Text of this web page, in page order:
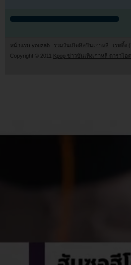
หน้าแรก youzab รวมวันเกิดศิลปินเกาหลี เรตติ้ง
Copyright © 2011 Kpop ข่าวบันเทิงเกาหลี ดาราไ